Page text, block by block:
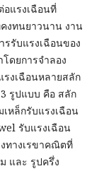
แรงเฉือนที่
คงทนยาวนาน งาน
รรับแรงเฉือนของ
ดยการจำลอง
งเฉือนหลายสลัก
รูปแบบ คือ สลัก
หล็กรับแรงเฉือน
รับแรงเฉือน
ทางเรขาคณิตที่
และ รูปครึ่ง